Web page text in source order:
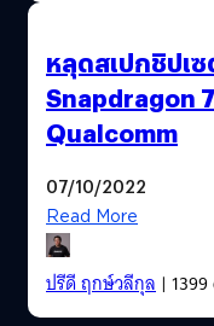
หลุดสเปกชิปเ
Snapdragon
Qualcomm
07/10/2022
Read More
ปรีดี ฤกษ์วลีกุล|